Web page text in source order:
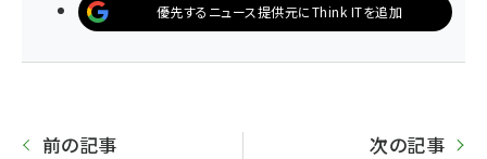
優先するニュース提供元にThink ITを追加
前の記事 次の記事